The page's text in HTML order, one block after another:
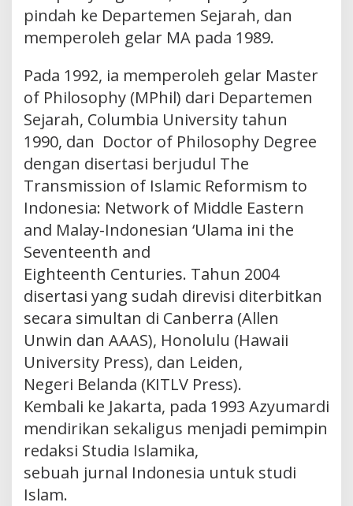
pindah ke Departemen Sejarah, dan
memperoleh gelar MA pada 1989.
Pada 1992, ia memperoleh gelar Master
of Philosophy (MPhil) dari Departemen
Sejarah, Columbia University tahun
1990, dan Doctor of Philosophy Degree
dengan disertasi berjudul The
Transmission of Islamic Reformism to
Indonesia: Network of Middle Eastern
and Malay-Indonesian ‘Ulama ini the
Seventeenth and
Eighteenth Centuries. Tahun 2004
disertasi yang sudah direvisi diterbitkan
secara simultan di Canberra (Allen
Unwin dan AAAS), Honolulu (Hawaii
University Press), dan Leiden,
Negeri Belanda (KITLV Press).
Kembali ke Jakarta, pada 1993 Azyumardi
mendirikan sekaligus menjadi pemimpin
redaksi Studia Islamika,
sebuah jurnal Indonesia untuk studi
Islam.